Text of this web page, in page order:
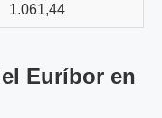
1.061,44
Euríbor en